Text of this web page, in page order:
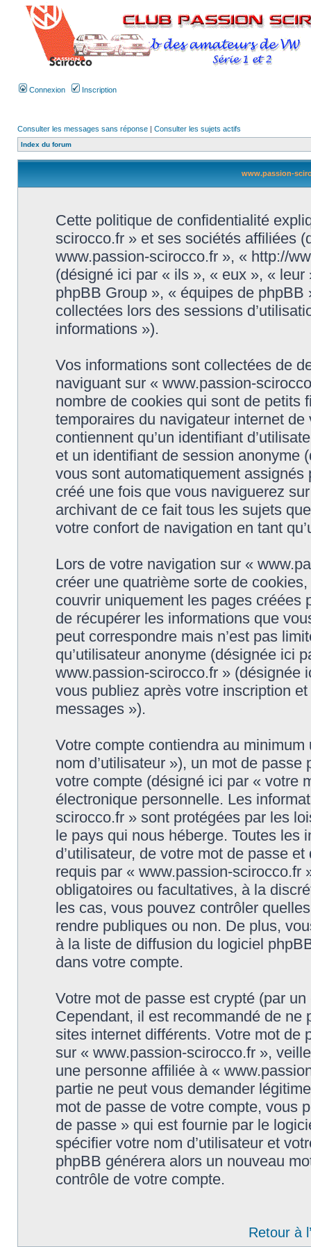
Connexion Inscription
Consulter les messages sans réponse | Consulter les sujets actifs
Index du forum
www.passion-
Cette politique de confidentialité
scirocco.fr » et ses sociétés affiliées
www.passion-scirocco.fr », « http://
(désigné ici par « ils », « eux », «
phpBB Group », « équipes de
collectées lors des sessions
informations »).
Vos informations sont collectées de
naviguant sur « www.passion-
nombre de cookies qui sont de petits
temporaires du navigateur internet
contiennent qu’un identifiant
et un identifiant de session anonyme
vous sont automatiquement
créé une fois que vous naviguerez
archivant de ce fait tous les sujets
votre confort de navigation en tant
Lors de votre navigation sur «
créer une quatrième sorte de
couvrir uniquement les pages créées
de récupérer les informations que
peut correspondre mais n’est pas
qu’utilisateur anonyme (désignée ici
www.passion-scirocco.fr » (désignée
vous publiez après votre inscription
messages »).
Votre compte contiendra au
nom d’utilisateur »), un mot de
votre compte (désigné ici par « votre
électronique personnelle. Les
scirocco.fr » sont protégées par les
le pays qui nous héberge. Toutes les
d’utilisateur, de votre mot de passe
requis par « www.passion-scirocco.fr
obligatoires ou facultatives, à la
les cas, vous pouvez contrôler
rendre publiques ou non. De plus,
à la liste de diffusion du logiciel
dans votre compte.
Votre mot de passe est crypté (par
Cependant, il est recommandé de
sites internet différents. Votre mot de
sur « www.passion-scirocco.fr »,
une personne affiliée à «
partie ne peut vous demander
mot de passe de votre compte, vous
de passe » qui est fournie par le
spécifier votre nom d’utilisateur et
phpBB générera alors un nouveau
contrôle de votre compte.
Retour à